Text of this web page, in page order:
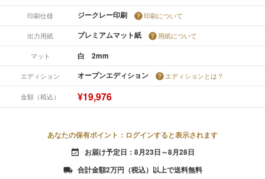
印刷仕様 ジークレー印刷 印刷について
出力用紙 プレミアムマット紙 用紙について
マット 白 2mm
エディション オープンエディション エディションとは？
金額（税込） ¥19,976
あなたの保有ポイント：ログインすると表示されます
event_available お届け予定日：8月23日～8月28日
local_shipping 合計金額2万円（税込）以上で送料無料